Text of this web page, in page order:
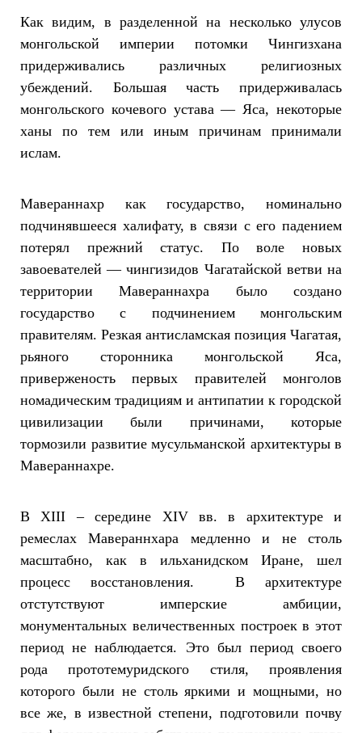
Как видим, в разделенной на несколько улусов
монгольской империи потомки Чингизхана
придерживались различных религиозных
убеждений. Большая часть придерживалась
монгольского кочевого устава — Яса, некоторые
ханы по тем или иным причинам принимали
ислам.
Мавераннахр как государство, номинально
подчинявшееся халифату, в связи с его падением
потерял прежний статус. По воле новых
завоевателей — чингизидов Чагатайской ветви на
территории Мавераннахра было создано
государство с подчинением монгольским
правителям. Резкая антисламская позиция Чагатая,
рьяного сторонника монгольской Яса,
приверженость первых правителей монголов
номадическим традициям и антипатии к городской
цивилизации были причинами, которые
тормозили развитие мусульманской архитектуры в
Мавераннахре.
В XIII – середине XIV вв. в архитектуре и
ремеслах Мавераннхара медленно и не столь
масштабно, как в ильханидском Иране, шел
процесс восстановления. В архитектуре
отстутствуют имперские амбиции,
монументальных величественных построек в этот
период не наблюдается. Это был период своего
рода прототемуридского стиля, проявления
которого были не столь яркими и мощными, но
все же, в известной степени, подготовили почву